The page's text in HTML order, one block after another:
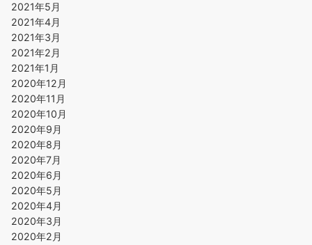
2021年5月
2021年4月
2021年3月
2021年2月
2021年1月
2020年12月
2020年11月
2020年10月
2020年9月
2020年8月
2020年7月
2020年6月
2020年5月
2020年4月
2020年3月
2020年2月